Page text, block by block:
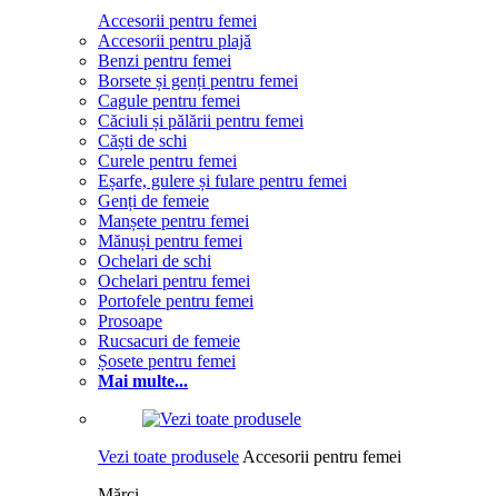
Accesorii pentru femei
Accesorii pentru plajă
Benzi pentru femei
Borsete și genți pentru femei
Cagule pentru femei
Căciuli și pălării pentru femei
Căști de schi
Curele pentru femei
Eșarfe, gulere și fulare pentru femei
Genți de femeie
Manșete pentru femei
Mănuși pentru femei
Ochelari de schi
Ochelari pentru femei
Portofele pentru femei
Prosoape
Rucsacuri de femeie
Șosete pentru femei
Mai multe...
Vezi toate produsele Accesorii pentru femei